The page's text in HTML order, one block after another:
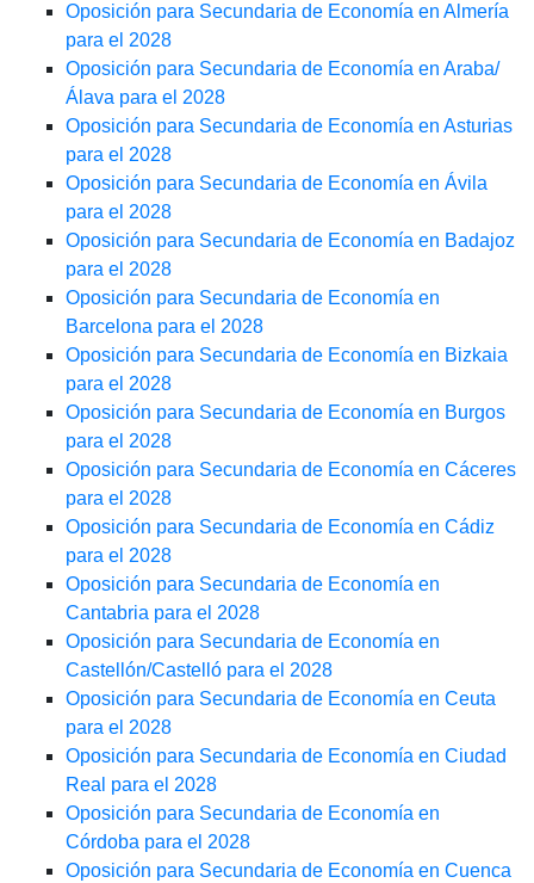
Oposición para Secundaria de Economía en Almería
para el 2028
Oposición para Secundaria de Economía en Araba/
Álava para el 2028
Oposición para Secundaria de Economía en Asturias
para el 2028
Oposición para Secundaria de Economía en Ávila
para el 2028
Oposición para Secundaria de Economía en Badajoz
para el 2028
Oposición para Secundaria de Economía en
Barcelona para el 2028
Oposición para Secundaria de Economía en Bizkaia
para el 2028
Oposición para Secundaria de Economía en Burgos
para el 2028
Oposición para Secundaria de Economía en Cáceres
para el 2028
Oposición para Secundaria de Economía en Cádiz
para el 2028
Oposición para Secundaria de Economía en
Cantabria para el 2028
Oposición para Secundaria de Economía en
Castellón/Castelló para el 2028
Oposición para Secundaria de Economía en Ceuta
para el 2028
Oposición para Secundaria de Economía en Ciudad
Real para el 2028
Oposición para Secundaria de Economía en
Córdoba para el 2028
Oposición para Secundaria de Economía en Cuenca